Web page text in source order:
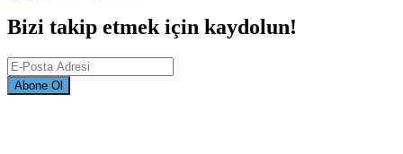
Bizi takip etmek için kaydolun!
Abone Ol